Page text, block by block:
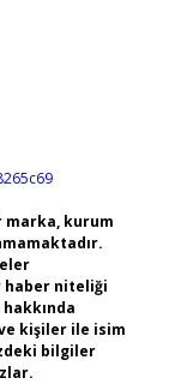
kurum
haber niteliği
kişiler ile isim
bilgiler